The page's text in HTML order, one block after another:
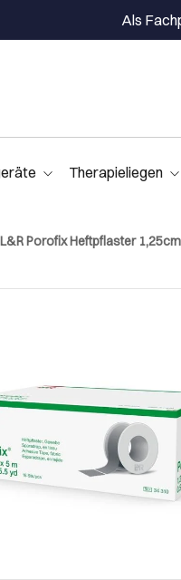
Als
Therapieliegen
L&R Porofix Heftpflaster